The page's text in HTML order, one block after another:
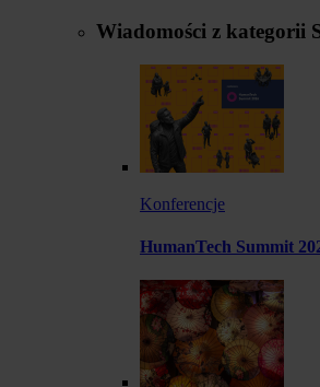
Wiadomości z kategorii
Konferencje
HumanTech Summit